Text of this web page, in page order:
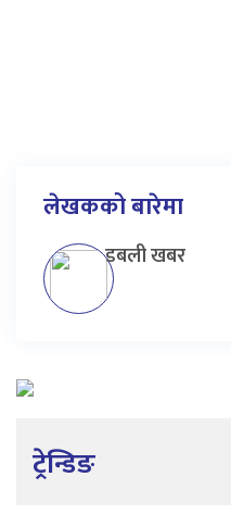
लेखकको बारेमा
डबली खबर
ट्रेन्डिङ